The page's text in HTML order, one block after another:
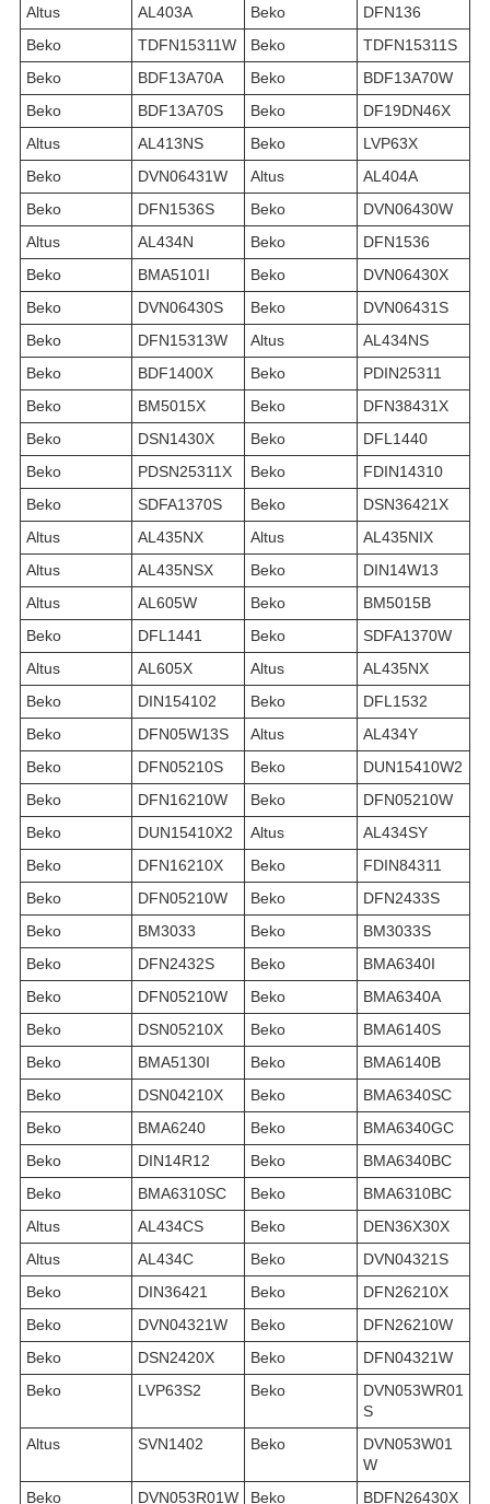
Altus
AL403A Beko
DFN136
Beko
TDFN15311W Beko
TDFN15311S
Beko
BDF13A70A Beko
BDF13A70W
Beko
BDF13A70S Beko
DF19DN46X
Altus
AL413NS Beko
LVP63X
Beko
DVN06431W Altus
AL404A
Beko
DFN1536S Beko
DVN06430W
Altus
AL434N Beko
DFN1536
Beko
BMA5101I Beko
DVN06430X
Beko
DVN06430S Beko
DVN06431S
Beko
DFN15313W Altus
AL434NS
Beko
BDF1400X Beko
PDIN25311
Beko
BM5015X Beko
DFN38431X
Beko
DSN1430X Beko
DFL1440
Beko
PDSN25311X Beko
FDIN14310
Beko
SDFA1370S Beko
DSN36421X
Altus
AL435NX Altus
AL435NIX
Altus
AL435NSX Beko
DIN14W13
Altus
AL605W Beko
BM5015B
Beko
DFL1441 Beko
SDFA1370W
Altus
AL605X Altus
AL435NX
Beko
DIN154102 Beko
DFL1532
Beko
DFN05W13S Altus
AL434Y
Beko
DFN05210S Beko
DUN15410W2
Beko
DFN16210W Beko
DFN05210W
Beko
DUN15410X2 Altus
AL434SY
Beko
DFN16210X Beko
FDIN84311
Beko
DFN05210W Beko
DFN2433S
Beko
BM3033 Beko
BM3033S
Beko
DFN2432S Beko
BMA6340I
Beko
DFN05210W Beko
BMA6340A
Beko
DSN05210X Beko
BMA6140S
Beko
BMA5130I Beko
BMA6140B
Beko
DSN04210X Beko
BMA6340SC
Beko
BMA6240 Beko
BMA6340GC
Beko
DIN14R12 Beko
BMA6340BC
Beko
BMA6310SC Beko
BMA6310BC
Altus
AL434CS Beko
DEN36X30X
Altus
AL434C Beko
DVN04321S
Beko
DIN36421 Beko
DFN26210X
Beko
DVN04321W Beko
DFN26210W
Beko
DSN2420X Beko
DFN04321W
Beko
LVP63S2 Beko
DVN053WR01
S
Altus
SVN1402 Beko
DVN053W01
W
Beko
DVN053R01W Beko BDFN26430X